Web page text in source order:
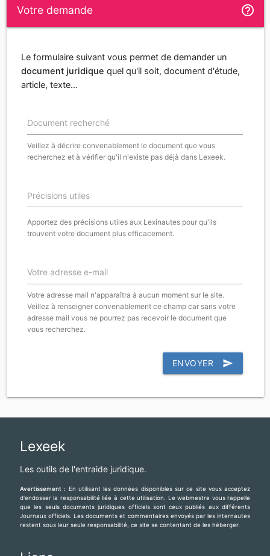
Votre demande help_outline
Le formulaire suivant vous permet de demander un
document juridique quel qu'il soit, document d'étude,
article, texte...
Document recherché
Veillez à décrire convenablement le document que vous
recherchez et à vérifier qu'il n'existe pas déjà dans Lexeek.
Précisions utiles
Apportez des précisions utiles aux Lexinautes pour qu'ils
trouvent votre document plus efficacement.
Votre adresse e-mail
Votre adresse mail n'apparaîtra à aucun moment sur le site.
Veillez à renseigner convenablement ce champ car sans votre
adresse mail vous ne pourrez pas recevoir le document que
vous recherchez.
ENVOYER send
Lexeek
Les outils de l'entraide juridique.
Avertissement : En utilisant les données disponibles sur ce site vous acceptez
d'endosser la responsabilité liée à cette utilisation. Le webmestre vous rappelle
que les seuls documents juridiques officiels sont ceux publiés aux différents
Journaux officiels. Les documents et commentaires envoyés par les internautes
restent sous leur seule responsabilité, ce site se contentant de les héberger.